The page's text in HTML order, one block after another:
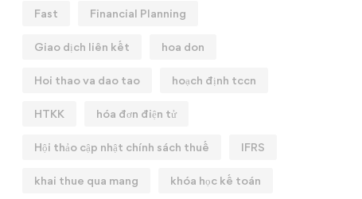
Fast Financial Planning
Giao dịch liên kết hoa don
Hoi thao va dao tao hoạch định tccn
HTKK hóa đơn điện tử
Hội thảo cập nhật chính sách thuế IFRS
khai thue qua mang khóa học kế toán